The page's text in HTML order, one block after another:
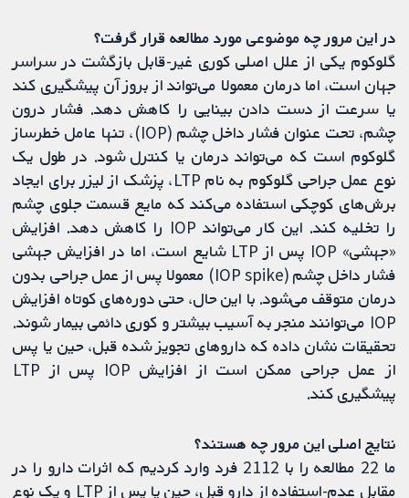
در این مرور چه موضوعی مورد مطالعه قرار گرفت؟
گلوکوم یکی از علل اصلی کوری غیر-قابل بازگشت در سراسر
جهان است، اما درمان معمولا می‌تواند از بروز آن پیشگیری کند
یا سرعت از دست دادن بینایی را کاهش دهد. فشار درون
چشم، تحت عنوان فشار داخل چشم (IOP)، تنها عامل خطرساز
گلوکوم است که می‌تواند درمان یا کنترل شود. در طول یک
نوع عمل جراحی گلوکوم به نام LTP، پزشک از لیزر برای ایجاد
برش‌های کوچکی استفاده می‌کند که مایع قسمت جلوی چشم
را تخلیه کند. این کار می‌تواند IOP را کاهش دهد. افزایش
«جهشی» IOP پس از LTP شایع است، اما در افزایش جهشی
فشار داخل چشم (IOP spike) معمولا پس از عمل جراحی بدون
درمان متوقف می‌شود. با این حال، حتی دوره‌های کوتاه افزایش
IOP می‌توانند منجر به آسیب بیشتر و کوری دائمی بیمار شوند.
تحقیقات نشان داده که داروهای تجویز شده قبل، حین یا پس
از عمل جراحی ممکن است از افزایش IOP پس از LTP
پیشگیری کند.
نتایج اصلی این مرور چه هستند؟
ما 22 مطالعه را با 2112 فرد وارد کردیم که اثرات دارو را در
مقابل عدم-استفاده از دارو قبل، حین یا پس از LTP و یک نوع